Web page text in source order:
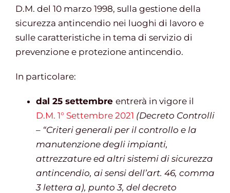
Finanziamenti e incentivi
Gestione d’impresa
Contatti
Chi siamo
D.M. del 10 marzo 1998, sulla gestione della
sicurezza antincendio nei luoghi di lavoro e
sulle caratteristiche in tema di servizio di
prevenzione e protezione antincendio.
In particolare:
dal 25 settembre entrerà in vigore il
D.M. 1° Settembre 2021 (Decreto Controlli
– “Criteri generali per il controllo e la
manutenzione degli impianti,
attrezzature ed altri sistemi di sicurezza
antincendio, ai sensi dell’art. 46, comma
3 lettera a), punto 3, del decreto